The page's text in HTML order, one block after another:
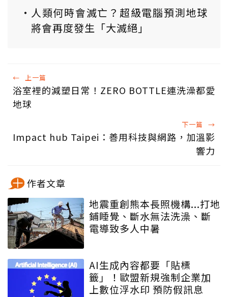
人類何時會滅亡？超級電腦預測地球
將會再度發生「大滅絕」
← 上一篇
浴室裡的減塑日常！ZERO BOTTLE連洗澡都愛
地球
下一篇 →
Impact hub Taipei：善用科技與網路，加溫影
響力
作者文章
地震重創熊本長照機構...打地
鋪睡覺、斷水無法洗澡、斷
電導致多人中暑
AI生成內容都要「貼標
籤」！歐盟新規強制企業加
上數位浮水印 預防假訊息